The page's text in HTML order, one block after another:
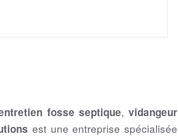
fosse septique,vidangeur
est une entreprise spécialisée